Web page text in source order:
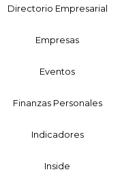
Directorio Empresarial
Empresas
Eventos
Finanzas Personales
Indicadores
Inside